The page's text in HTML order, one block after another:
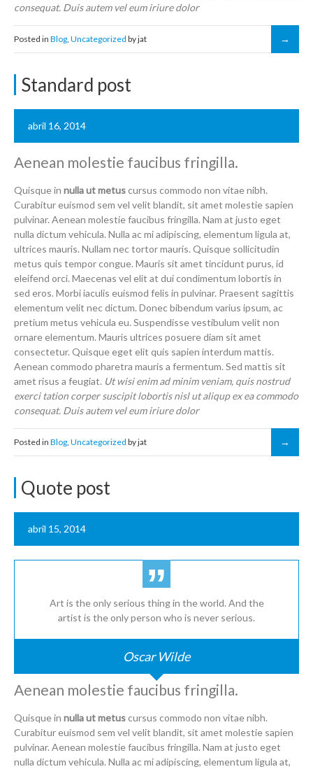
consequat. Duis autem vel eum iriure dolor
Posted in Blog, Uncategorized by jat
Standard post
abril 16, 2014
Aenean molestie faucibus fringilla.
Quisque in nulla ut metuscursus commodo non vitae nibh.
Curabitur euismod sem vel velit blandit, sit amet molestie sapien
pulvinar. Aenean molestie faucibus fringilla. Nam at justo eget
nulla dictum vehicula. Nulla ac mi adipiscing, elementum ligula at,
ultrices mauris. Nullam nec tortor mauris. Quisque sollicitudin
metus quis tempor congue. Mauris sit amet tincidunt purus, id
eleifend orci. Maecenas vel elit at dui condimentum lobortis in
sed eros. Morbi iaculis euismod felis in pulvinar. Praesent sagittis
elementum velit nec dictum. Donec bibendum varius ipsum, ac
pretium metus vehicula eu. Suspendisse vestibulum velit non
ornare elementum. Mauris ultrices posuere diam sit amet
consectetur. Quisque eget elit quis sapien interdum mattis.
Aenean commodo pharetra mauris a fermentum. Sed mattis sit
amet risus a feugiat. Ut wisi enim ad minim veniam, quis nostrud
exerci tation corper suscipit lobortis nisl ut aliqup ex ea commodo
consequat. Duis autem vel eum iriure dolor
Posted in Blog, Uncategorized by jat
Quote post
abril 15, 2014
Art is the only serious thing in the world. And the
artist is the only person who is never serious.
Oscar Wilde
Aenean molestie faucibus fringilla.
Quisque in nulla ut metuscursus commodo non vitae nibh.
Curabitur euismod sem vel velit blandit, sit amet molestie sapien
pulvinar. Aenean molestie faucibus fringilla. Nam at justo eget
nulla dictum vehicula. Nulla ac mi adipiscing, elementum ligula at,